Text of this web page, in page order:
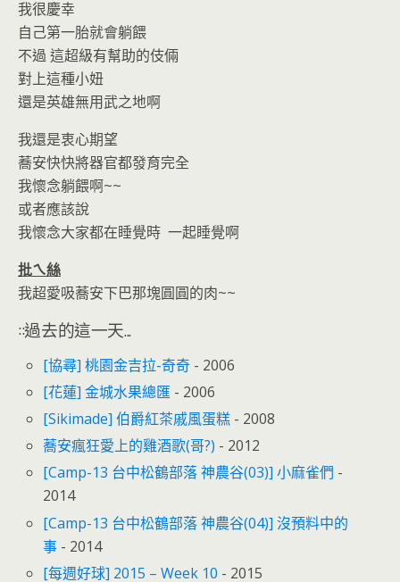
我很慶幸
自己第一胎就會躺餵
不過 這超級有幫助的伎倆
對上這種小妞
還是英雄無用武之地啊
我還是衷心期望
蕎安快快將器官都發育完全
我懷念躺餵啊~~
或者應該說
我懷念大家都在睡覺時 一起睡覺啊
批ㄟ絲
我超愛吸蕎安下巴那塊圓圓的肉~~
::過去的這一天...
[協尋] 桃園金吉拉-奇奇 - 2006
[花蓮] 金城水果總匯 - 2006
[Sikimade] 伯爵紅茶戚風蛋糕 - 2008
蕎安瘋狂愛上的雞酒歌(哥?) - 2012
[Camp-13 台中松鶴部落 神農谷(03)] 小麻雀們 -
2014
[Camp-13 台中松鶴部落 神農谷(04)] 沒預料中的
事 - 2014
[每週好球] 2015 – Week 10 - 2015